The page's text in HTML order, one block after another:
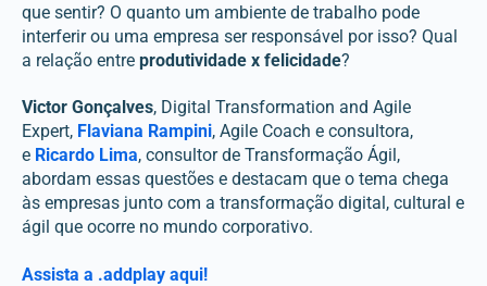
que sentir? O quanto um ambiente de trabalho pode
interferir ou uma empresa ser responsável por isso? Qual
a relação entre produtividade x felicidade?
Victor Gonçalves, Digital Transformation and Agile
Expert, Flaviana Rampini, Agile Coach e consultora,
e Ricardo Lima, consultor de Transformação Ágil,
abordam essas questões e destacam que o tema chega
às empresas junto com a transformação digital, cultural e
ágil que ocorre no mundo corporativo.
Assista a .addplay aqui!